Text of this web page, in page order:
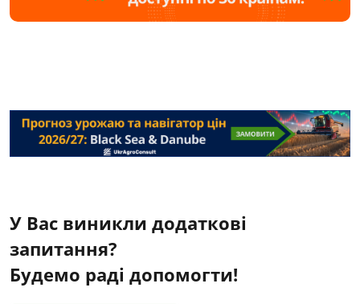
У Вас виникли додаткові
запитання?
Будемо раді допомогти!